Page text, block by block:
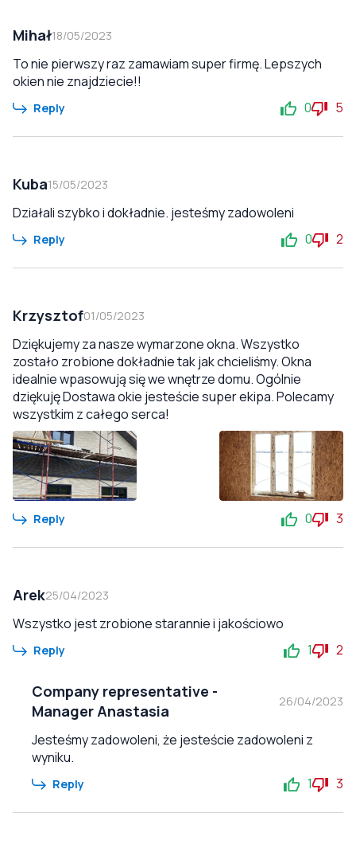
Mihał18/05/2023
To nie pierwszy raz zamawiam super firmę. Lepszych
okien nie znajdziecie!!
Reply 0 5
Kuba15/05/2023
Działali szybko i dokładnie. jesteśmy zadowoleni
Reply 0 2
Krzysztof01/05/2023
Dziękujemy za nasze wymarzone okna. Wszystko
zostało zrobione dokładnie tak jak chcieliśmy. Okna
idealnie wpasowują się we wnętrze domu. Ogólnie
dziękuję Dostawa okie jesteście super ekipa. Polecamy
wszystkim z całego serca!
Reply 0 3
Arek25/04/2023
Wszystko jest zrobione starannie i jakościowo
Reply 1 2
Company representative -
Manager Anastasia
26/04/2023
Jesteśmy zadowoleni, że jesteście zadowoleni z
wyniku.
Reply 1 3